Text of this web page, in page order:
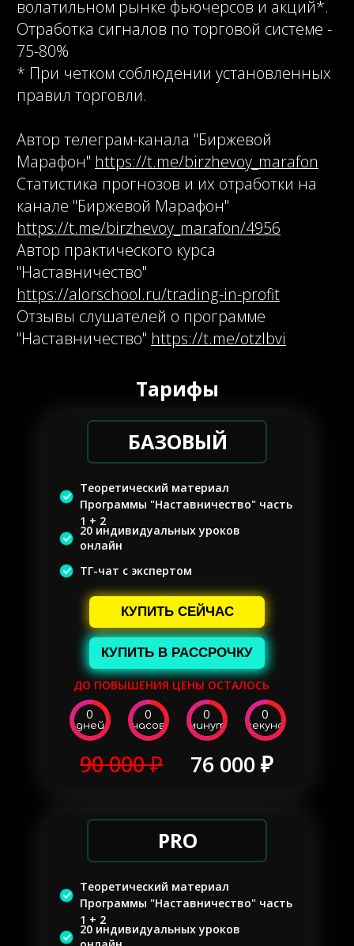
Тарифы
PRO
Теоретический материал
Программы "Наставничество" часть
1 + 2
20 индивидуальных уроков
БАЗОВЫЙ
КУПИТЬ В РАССРОЧКУ
КУПИТЬ СЕЙЧАС
90 000 ₽ 76 000 ₽
0
дней
0
часов
0
минут
0
секунд
ДО ПОВЫШЕНИЯ ЦЕНЫ ОСТАЛОСЬ
Теоретический материал
Программы "Наставничество" часть
1 + 2
20 индивидуальных уроков
онлайн
ТГ-чат с экспертом